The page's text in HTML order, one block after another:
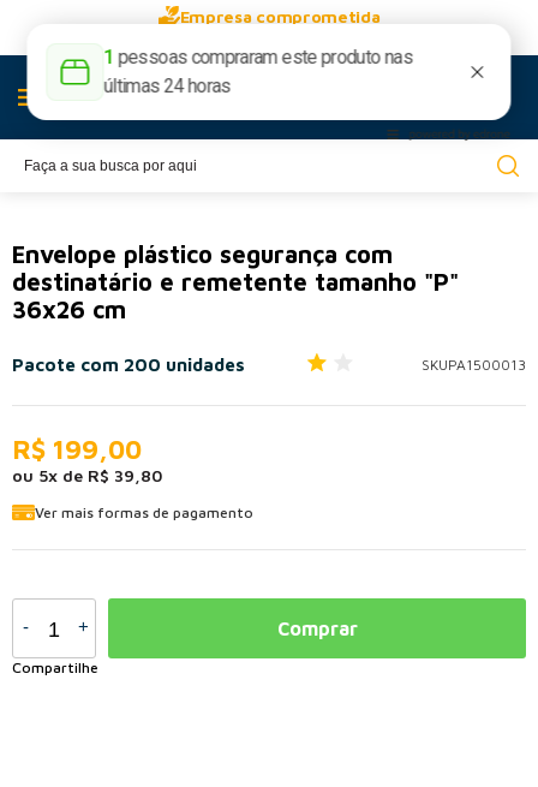
Empresa comprometida
Envelope plástico segurança com
destinatário e remetente tamanho "P"
36x26 cm
Pacote com 200 unidades SKUPA1500013
R$ 199,00
ou 5x de R$ 39,80
Ver mais formas de pagamento
- + Comprar
Compartilhe